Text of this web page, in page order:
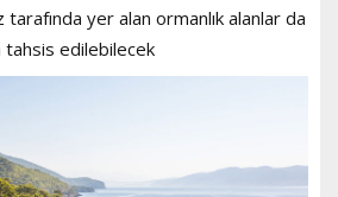
yer alan ormanlık alanlar da
tahsis edilebilecek